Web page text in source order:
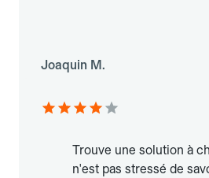
Joaquin M.
Trouve une solution à
n'est pas stressé de